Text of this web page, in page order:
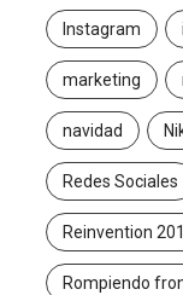
Instagram
marketing
navidad
Redes Sociales
Reinvention
Rompiendo